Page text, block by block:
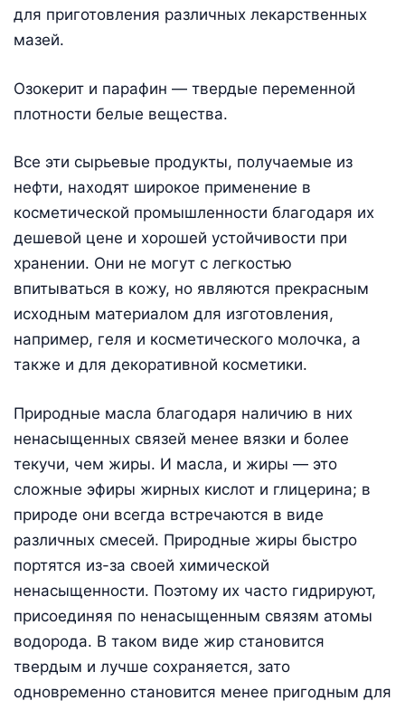
для приготовления различных лекарственных
мазей.
Озокерит и парафин — твердые переменной
плотности белые вещества.
Все эти сырьевые продукты, получаемые из
нефти, находят широкое применение в
косметической промышленности благодаря их
дешевой цене и хорошей устойчивости при
хранении. Они не могут с легкостью
впитываться в кожу, но являются прекрасным
исходным материалом для изготовления,
например, геля и косметического молочка, а
также и для декоративной косметики.
Природные масла благодаря наличию в них
ненасыщенных связей менее вязки и более
текучи, чем жиры. И масла, и жиры — это
сложные эфиры жирных кислот и глицерина; в
природе они всегда встречаются в виде
различных смесей. Природные жиры быстро
портятся из-за своей химической
ненасыщенности. Поэтому их часто гидрируют,
присоединяя по ненасыщенным связям атомы
водорода. В таком виде жир становится
твердым и лучше сохраняется, зато
одновременно становится менее пригодным для